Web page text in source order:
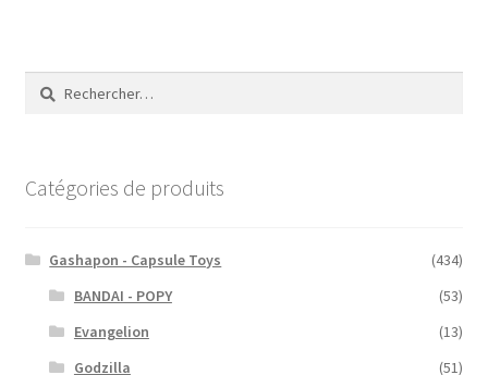
Rechercher :
Catégories de produits
Gashapon - Capsule Toys
(434)
BANDAI - POPY
(53)
Evangelion
(13)
Godzilla
(51)